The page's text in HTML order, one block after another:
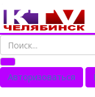
Авторизоваться